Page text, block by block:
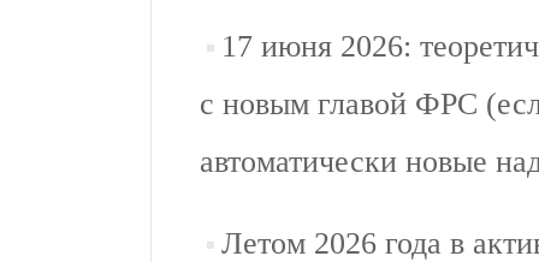
17 июня 2026:
с новым главой ФРС
автоматически новые
Летом 2026 года в